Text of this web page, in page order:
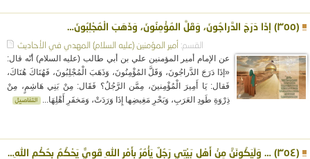
(٣٥٥) إذَا دَرَجَ الدَّراجُونَ، وَقَلَّ المُؤْمِنُونَ، وَذَهَبَ الْمُجْلِبُونَ…
القسم: أمير المؤمنين (عليه السلام) المهدي في الأحاديث
عن الإمام أمير المؤمنين علي بن أبي طالب (عليه السلام) أنّه قال:
«إذَا دَرَجَ الدَّراجُونَ، وَقَلَّ المُؤْمِنُونَ، وَذَهَبَ الْمُجْلِبُونَ، فَهُنَاكَ هُنَاكَ،
فَقال: يَا أَمِيرَ الْمُؤْمِنينَ، مِمَّن الرَّجُلُ؟ فَقَال: مِنْ بَنِي هَاشِمٍ، مِنْ
ذِرْوَةِ طَودِ العَرَبِ، وَبَحْرِ مَغِيضِها إِذَا وَرَدَتْ، وَمَخفَرِ أَهْلِهَا...
(٣٥٤) … وَلَيَكُونَنَّ مِنْ أَهْلِ بَيْتِي رَجُلٌ يَأْمُرُ بِأَمْرِ اللهِ قَويٌّ يَحْكُمُ بِحُكْمِ اللهِ…